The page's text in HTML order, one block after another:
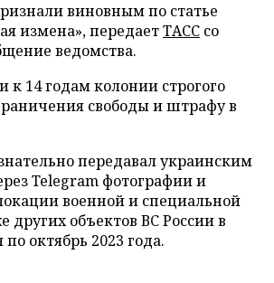
виновным по статье
измена», передаетТАСС со
ведомства.
к 14 годам колонии строгого
свободы и штрафу в
передавал украинским
Telegram фотографии и
военной и специальной
других объектов ВС России в
октябрь 2023 года.